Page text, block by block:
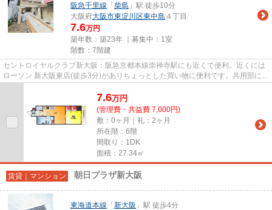
阪急千里線 「 柴島 」駅 徒歩10分
大阪府大阪市東淀川区東中島 ４丁目
7.6万円
築年数：築23年 ｜募集中： 1室
階数：7階建
セントロイヤルクラブ新大阪：阪急京都本線崇禅寺駅にも近くて便利。近くには
ローソン 新大阪東店(徒歩3分)がありちょっとした買い物に便利です。共用部には
7.6万円
(管理費・共益費 7,000円)
敷：0ヶ月｜礼：2ヶ月
所在階：6階
間取り：1DK
面積：27.34㎡
賃貸｜マンション 朝日プラザ新大阪
東海道本線 「 新大阪 」駅 徒歩4分